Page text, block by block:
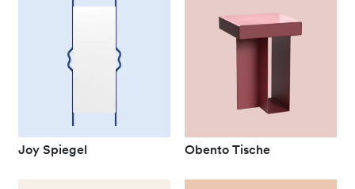
Joy Spiegel Obento Tische